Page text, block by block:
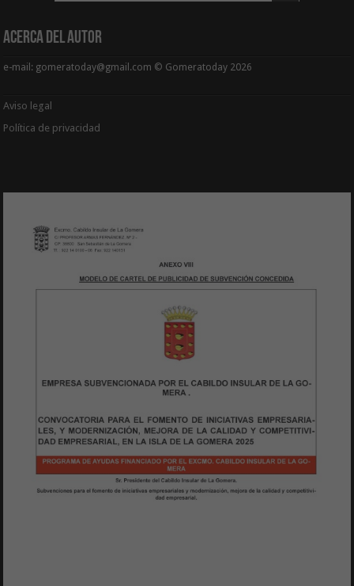
Acerca del Autor
e-mail: gomeratoday@gmail.com © Gomeratoday 2026
Aviso legal
Política de privacidad